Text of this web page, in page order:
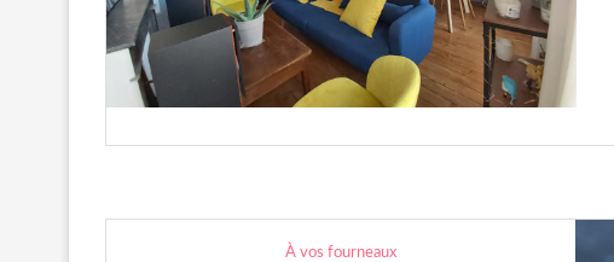
À vos fourneaux